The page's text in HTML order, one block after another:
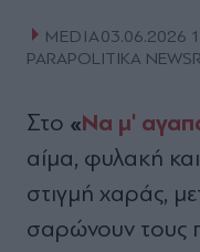
MEDIA03.06.2026
PARAPOLITIKA
Στο «Να μ'
αίμα, φυλακή
στιγμή χαράς,
σαρώνουν τους